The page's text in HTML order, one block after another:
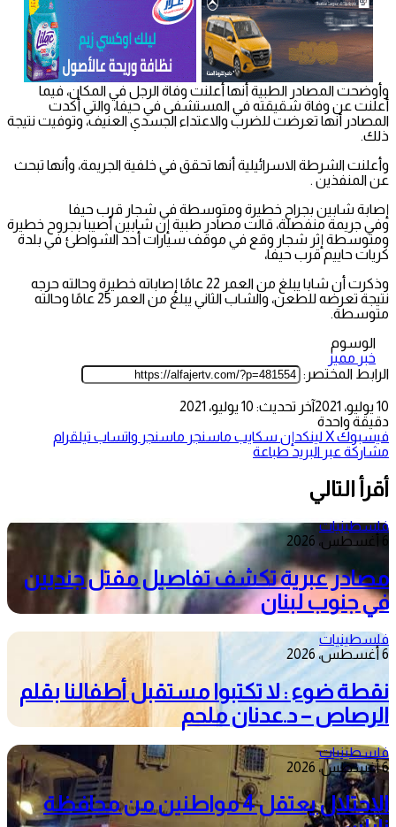
وأوضحت المصادر الطبية أنها أعلنت وفاة الرجل في المكان، فيما
أعلنت عن وفاة شقيقته في المستشفى في حيفا، والتي أكدت
المصادر أنها تعرضت للضرب والاعتداء الجسدي العنيف، وتوفيت نتيجة
ذلك.
وأعلنت الشرطة الاسرائيلية أنها تحقق في خلفية الجريمة، وأنها تبحث
عن المنفذين .
إصابة شابين بجراح خطيرة ومتوسطة في شجار قرب حيفا
وفي جريمة منفصلة، قالت مصادر طبية إن شابين أصيبا بجروح خطيرة
ومتوسطة إثر شجار وقع في موقف سيارات أحد الشواطئ في بلدة
كريات حاييم قرب حيفا،
وذكرت أن شابا يبلغ من العمر 22 عامًا إصاباته خطيرة وحالته حرجه
نتيجة تعرضه للطعن، والشاب الثاني يبلغ من العمر 25 عامًا وحالته
متوسطة.
الوسوم
خبر مميز
الرابط المختصر:
10 يوليو، 2021
آخر تحديث: 10 يوليو، 2021
دقيقة واحدة
فيسبوك‫Xلينكدإن سكايب ماسنجر ماسنجر واتساب تيلقرام
مشاركة عبر البريد طباعة
أقرأ التالي
فلسطينيات
6 أغسطس، 2026
مصادر عبرية تكشف تفاصيل مقتل جنديين
في جنوب لبنان
فلسطينيات
6 أغسطس، 2026
نقطة ضوء : لا تكتبوا مستقبل أطفالنا بقلم
الرصاص – د.عدنان ملحم
فلسطينيات
6 أغسطس، 2026
الاحتلال يعتقل 4 مواطنين من محافظة